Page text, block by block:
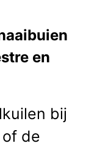
en
bij
de